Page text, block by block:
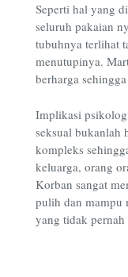
Seperti hal yang
seluruh pakaian
tubuhnya terlihat
menutupinya.
berharga
Implikasi
seksual bukanlah
kompleks
keluarga, orang
Korban sangat
pulih dan mampu
yang tidak